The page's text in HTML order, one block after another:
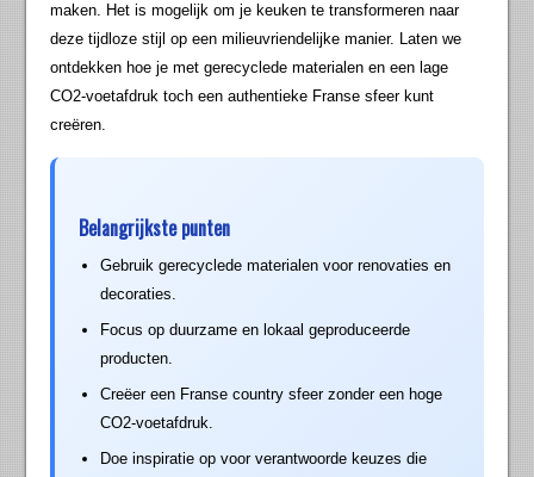
maken. Het is mogelijk om je keuken te transformeren naar
deze tijdloze stijl op een milieuvriendelijke manier. Laten we
ontdekken hoe je met gerecyclede materialen en een lage
CO2-voetafdruk toch een authentieke Franse sfeer kunt
creëren.
Belangrijkste punten
Gebruik gerecyclede materialen voor renovaties en
decoraties.
Focus op duurzame en lokaal geproduceerde
producten.
Creëer een Franse country sfeer zonder een hoge
CO2-voetafdruk.
Doe inspiratie op voor verantwoorde keuzes die